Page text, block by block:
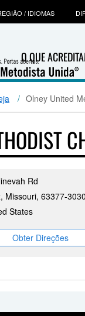
O QUE
/ IDIOMAS
Olney United
Rd
Missouri, 63377-3030
States
Obter Direções